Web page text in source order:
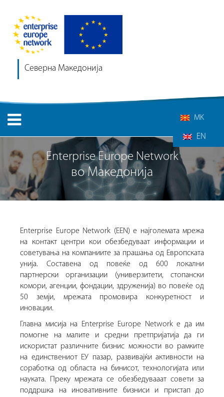
Северна Македонија
MK
EN
Enterprise Europe Network
во Македонија
Enterprise Europe Network (EEN) е најголемата мрежа
на контакт центри кои обезбедуваат информации и
советувања на компаниите за прашања од Европската
унија. Составена од повеќе од 600 локални
партнерски организации (универзитети, стопански
комори, агенции, фондации, здруженија) во повеќе од
50 земји, мрежата промовира конкуретност и
иновации.
Главна мисија на Enterprise Europe Network е да им
помогне на малите и средни претпријатија да ги
искористат различните бизнис можности во рамките
на единствениот ЕУ пазар, развивајќи активности на
соработка од областа на бинисот, технологијата или
науката. Преку мрежата се обезбедувааат совети за
поддршка на иновативните бизниси и пристап до